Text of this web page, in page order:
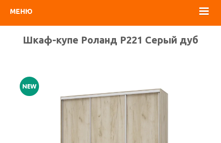
МЕНЮ
Шкаф-купе Роланд Р221 Серый дуб